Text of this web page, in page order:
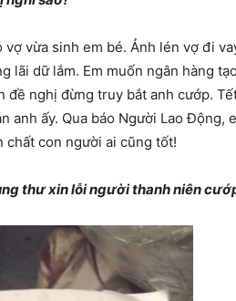
vừa sinh em bé. Ảnh lén vợ đi
lãi dữ lắm. Em muốn ngân hàng
đề nghị đừng truy bắt anh cướp.
anh ấy. Qua báo Người Lao
chất con người ai cũng tốt!
thư xin lỗi người thanh niên